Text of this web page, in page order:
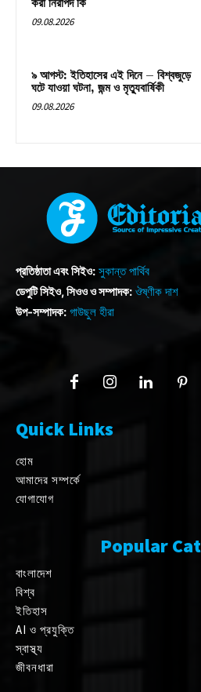
করা নিরাপদ কি
09.08.2026
৯ আগস্ট: ইতিহাসের এই দিনে – বিশ্বজুড়ে
ঘটে যাওয়া ঘটনা, জন্ম ও মৃত্যুবার্ষিকী
09.08.2026
প্রতিষ্ঠাতা এবং সিইও: সুকান্ত পার্থিব
ডেপুটি সিইও, সিওও ও সম্পাদক: ঔষ্ণীক দাশ
উপ-সম্পাদক: গাউছুল হীরা
Quick Links
হোম
আমাদের সম্পর্কে
যোগাযোগ
Popular
বাংলাদেশ
বিশ্ব
ইতিহাস
AI ও প্রযুক্তি
স্বাস্থ্য
জীবনধারা